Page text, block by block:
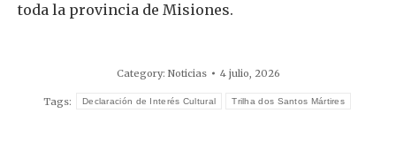
toda la provincia de Misiones.
Category: Noticias 4 julio, 2026
Tags: Declaración de Interés Cultural Trilha dos Santos Mártires